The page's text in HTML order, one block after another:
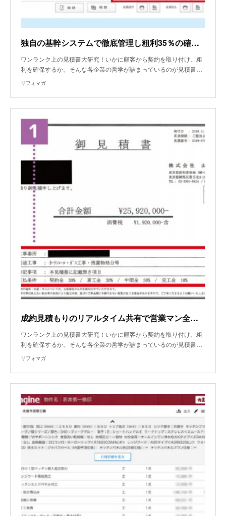
独自の基幹システムで徹底管理し粗利35％の確保に成功！
ワンランク上の見積書大研究！いかに顧客から契約を取り付け、粗
利を確保するか。そんな各企業の哲学が詰まっているのが見積書…
リフォマガ
成約見積もりのリアルタイム共有で営業マン全員がレベルUP！
ワンランク上の見積書大研究！いかに顧客から契約を取り付け、粗
利を確保するか。そんな各企業の哲学が詰まっているのが見積書…
リフォマガ